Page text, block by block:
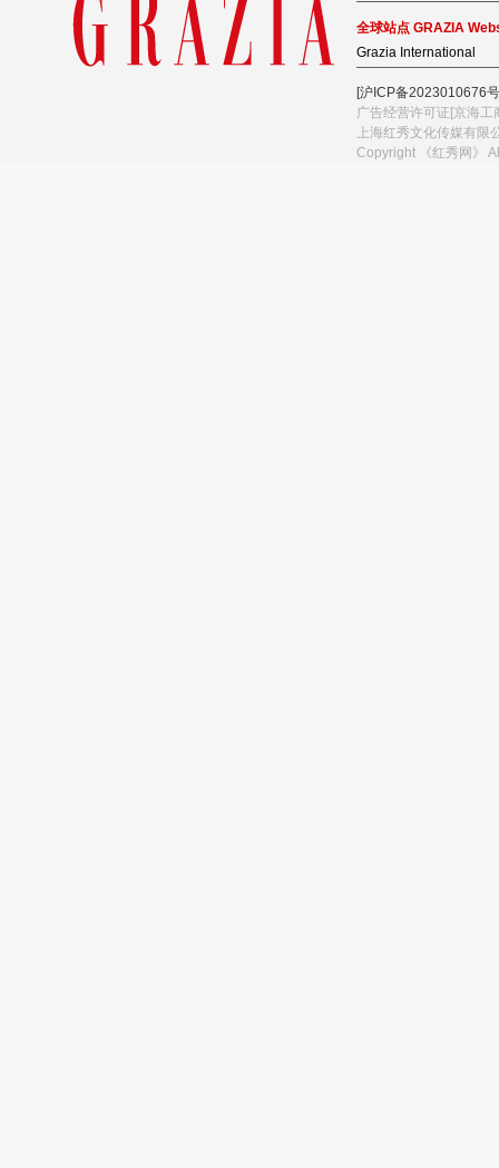
全球站点 GRAZIA
Grazia International
[沪ICP备2023010676
广告经营许可证[京海
上海红秀文化传媒有限
Copyright 《红秀网》